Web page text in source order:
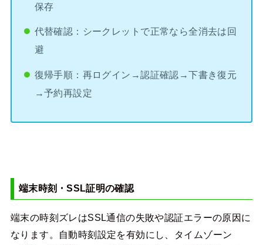
保存
代替確認：シークレットで正常なら全消去は回
避
復帰手順：再ログイン→認証確認→下書き復元
→予約再設定
端末時刻・SSL証明の確認
端末の時刻ズレはSSL通信の失敗や認証エラーの原因に
なります。自動時刻設定を有効にし、タイムゾーン